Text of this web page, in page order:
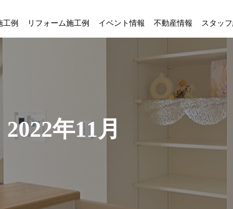
工例 リフォーム施工例 イベント情報 不動産情報 スタッ
2022年11月